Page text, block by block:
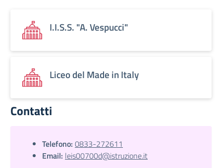
I.I.S.S. "A. Vespucci"
Liceo del Made in Italy
Contatti
Telefono: 0833-272611
Email: leis00700d@istruzione.it